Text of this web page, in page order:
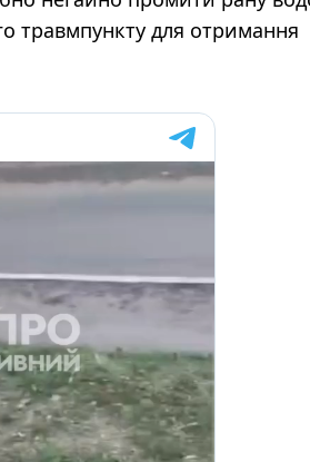
травмпункту для отримання